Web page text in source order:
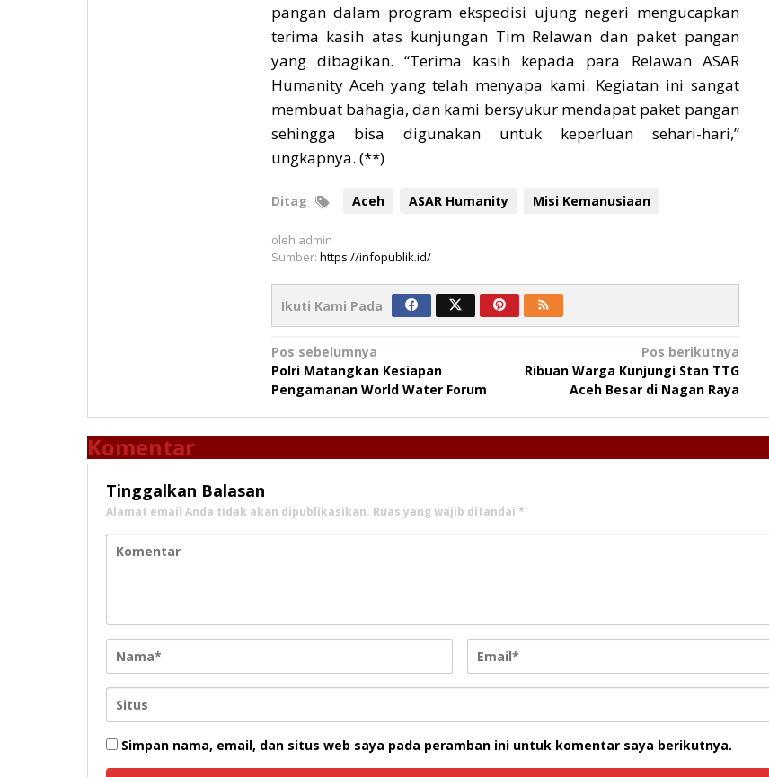
pangan dalam program ekspedisi ujung negeri mengucapkan
terima kasih atas kunjungan Tim Relawan dan paket pangan
yang dibagikan. “Terima kasih kepada para Relawan ASAR
Humanity Aceh yang telah menyapa kami. Kegiatan ini sangat
membuat bahagia, dan kami bersyukur mendapat paket pangan
sehingga bisa digunakan untuk keperluan sehari-hari,”
ungkapnya. (**)
Ditag Aceh ASAR Humanity Misi Kemanusiaan
oleh admin
Sumber: https://infopublik.id/
Ikuti Kami Pada
Navigasi
pos
Pos sebelumnya
Polri Matangkan Kesiapan
Pengamanan World Water Forum
Pos berikutnya
Ribuan Warga Kunjungi Stan TTG
Aceh Besar di Nagan Raya
Komentar
Tinggalkan Balasan
Alamat email Anda tidak akan dipublikasikan. Ruas yang wajib ditandai *
Simpan nama, email, dan situs web saya pada peramban ini untuk komentar saya berikutnya.